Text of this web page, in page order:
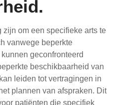
zijn om een specifieke arts te
vanwege beperkte
geconfronteerd
beschikbaarheid van
leiden tot vertragingen in
plannen van afspraken. Dit
patiënten die specifiek